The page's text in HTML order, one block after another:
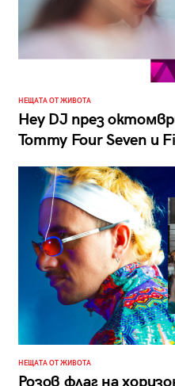
НЕЩАТА ОТ ЖИВОТА
Hey DJ през
Tommy Four Seven и
НЕЩАТА ОТ ЖИВОТА
Розов флаг на